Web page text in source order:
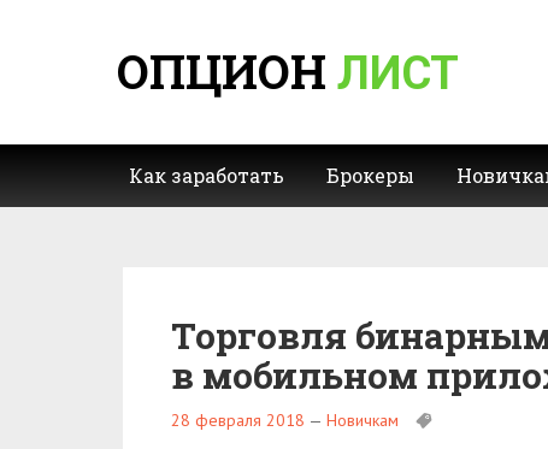
ОПЦИОН ЛИСТ
Как заработать Брокеры
Торговля
в мобильном
28 февраля 2018 — Новичкам